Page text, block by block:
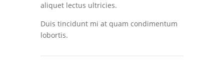
aliquet lectus ultricies.
Duis tincidunt mi at quam condimentum
lobortis.